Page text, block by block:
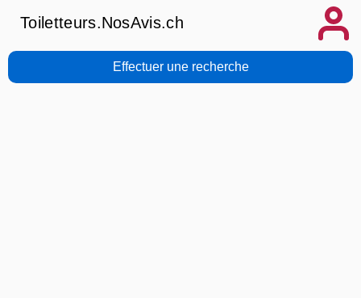
Toiletteurs.NosAvis.ch
Effectuer une recherche